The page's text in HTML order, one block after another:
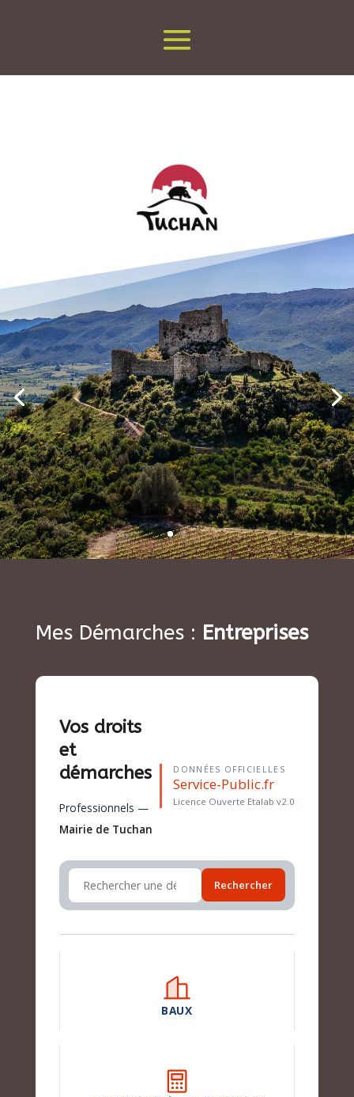
Mes Démarches : Entreprises
Vos droits
et
démarches
Professionnels —
Mairie de Tuchan
DONNÉES OFFICIELLES
Service-Public.fr
Licence Ouverte Etalab v2.0
Rechercher
BAUX